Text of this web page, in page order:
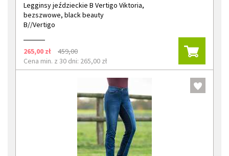
Legginsy jeździeckie B Vertigo Viktoria,
bezszwowe, black beauty
B//Vertigo
265,00 zł
459,00
Cena min. z 30 dni: 265,00 zł